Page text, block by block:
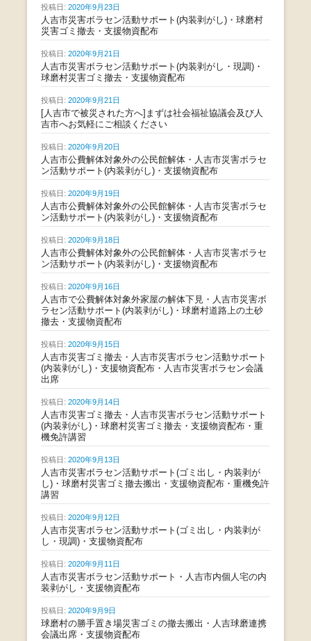
投稿日: 2020年9月23日
人吉市災害ボラセン活動サポート(内装剥がし)・球磨村
災害ゴミ撤去・支援物資配布
投稿日: 2020年9月21日
人吉市災害ボラセン活動サポート(内装剥がし・現調)・
球磨村災害ゴミ撤去・支援物資配布
投稿日: 2020年9月21日
[人吉市で被災された方へ]まずは社会福祉協議会及び人
吉市へお気軽にご相談ください
投稿日: 2020年9月20日
人吉市公費解体対象外の公民館解体・人吉市災害ボラセ
ン活動サポート(内装剥がし)・支援物資配布
投稿日: 2020年9月19日
人吉市公費解体対象外の公民館解体・人吉市災害ボラセ
ン活動サポート(内装剥がし)・支援物資配布
投稿日: 2020年9月18日
人吉市公費解体対象外の公民館解体・人吉市災害ボラセ
ン活動サポート(内装剥がし)・支援物資配布
投稿日: 2020年9月16日
人吉市で公費解体対象外家屋の解体下見・人吉市災害ボ
ラセン活動サポート(内装剥がし)・球磨村道路上の土砂
撤去・支援物資配布
投稿日: 2020年9月15日
人吉市災害ゴミ撤去・人吉市災害ボラセン活動サポート
(内装剥がし)・支援物資配布・人吉市災害ボラセン会議
出席
投稿日: 2020年9月14日
人吉市災害ゴミ撤去・人吉市災害ボラセン活動サポート
(内装剥がし)・球磨村災害ゴミ撤去・支援物資配布・重
機免許講習
投稿日: 2020年9月13日
人吉市災害ボラセン活動サポート(ゴミ出し・内装剥が
し)・球磨村災害ゴミ撤去搬出・支援物資配布・重機免許
講習
投稿日: 2020年9月12日
人吉市災害ボラセン活動サポート(ゴミ出し・内装剥が
し・現調)・支援物資配布
投稿日: 2020年9月11日
人吉市災害ボラセン活動サポート・人吉市内個人宅の内
装剥がし・支援物資配布
投稿日: 2020年9月9日
球磨村の勝手置き場災害ゴミの撤去搬出・人吉球磨連携
会議出席・支援物資配布